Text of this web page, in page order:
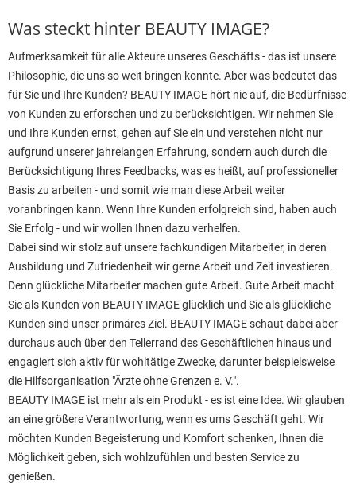
Was steckt hinter BEAUTY IMAGE?
Aufmerksamkeit für alle Akteure unseres Geschäfts - das ist unsere
Philosophie, die uns so weit bringen konnte. Aber was bedeutet das
für Sie und Ihre Kunden? BEAUTY IMAGE hört nie auf, die Bedürfnisse
von Kunden zu erforschen und zu berücksichtigen. Wir nehmen Sie
und Ihre Kunden ernst, gehen auf Sie ein und verstehen nicht nur
aufgrund unserer jahrelangen Erfahrung, sondern auch durch die
Berücksichtigung Ihres Feedbacks, was es heißt, auf professioneller
Basis zu arbeiten - und somit wie man diese Arbeit weiter
voranbringen kann. Wenn Ihre Kunden erfolgreich sind, haben auch
Sie Erfolg - und wir wollen Ihnen dazu verhelfen.
Dabei sind wir stolz auf unsere fachkundigen Mitarbeiter, in deren
Ausbildung und Zufriedenheit wir gerne Arbeit und Zeit investieren.
Denn glückliche Mitarbeiter machen gute Arbeit. Gute Arbeit macht
Sie als Kunden von BEAUTY IMAGE glücklich und Sie als glückliche
Kunden sind unser primäres Ziel. BEAUTY IMAGE schaut dabei aber
durchaus auch über den Tellerrand des Geschäftlichen hinaus und
engagiert sich aktiv für wohltätige Zwecke, darunter beispielsweise
die Hilfsorganisation "Ärzte ohne Grenzen e. V.".
BEAUTY IMAGE ist mehr als ein Produkt - es ist eine Idee. Wir glauben
an eine größere Verantwortung, wenn es ums Geschäft geht. Wir
möchten Kunden Begeisterung und Komfort schenken, Ihnen die
Möglichkeit geben, sich wohlzufühlen und besten Service zu
genießen.